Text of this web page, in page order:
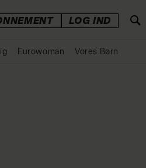
LOG IND
Eurowoman Vores Børn